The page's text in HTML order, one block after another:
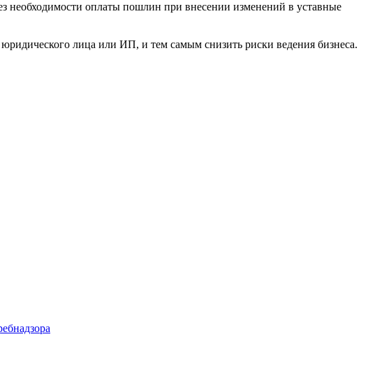
необходимости оплаты пошлин при внесении изменений в уставные
лица или ИП, и тем самым снизить риски ведения бизнеса.